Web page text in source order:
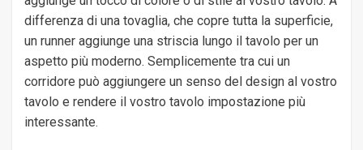
differenza di una tovaglia, che copre tutta la superficie,
un runner aggiunge una striscia lungo il tavolo per un
aspetto più moderno. Semplicemente tra cui un
corridore può aggiungere un senso del design al vostro
tavolo e rendere il vostro tavolo impostazione più
interessante.